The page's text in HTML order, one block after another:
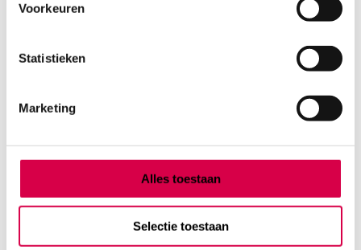
Voorkeuren
Statistieken
Marketing
Alles toestaan
Selectie toestaan
172.75